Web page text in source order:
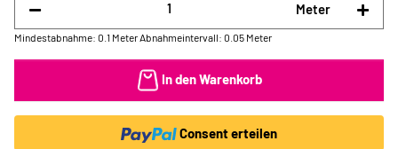
Meter
Mindestabnahme: 0.1 Meter Abnahmeintervall: 0.05 Meter
In den Warenkorb
Consent erteilen